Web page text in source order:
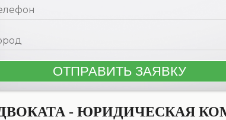
- ЮРИДИЧЕСКАЯ